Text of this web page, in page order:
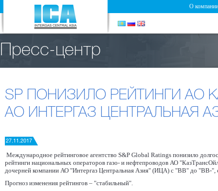
О компании
Пресс-центр
SP ПОНИЗИЛО РЕЙТИНГИ АО
АО ИНТЕРГАЗ ЦЕНТРАЛЬНАЯ
27.11.2017
Международное рейтинговое агентство S&P Global Ratings понизило
рейтинги национальных операторов газо- и нефтепроводов АО
дочерней компании АО "Интергаз Центральная Азия" (ИЦА) с "ВВ" до "ВВ-",
Прогноз изменения рейтингов – "стабильный".